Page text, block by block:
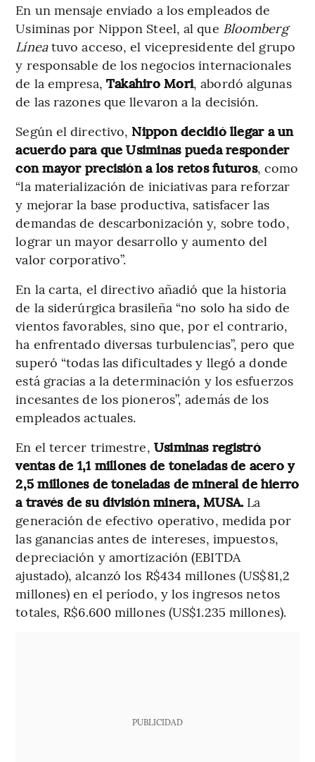
En un mensaje enviado a los empleados de
Usiminas por Nippon Steel, al que Bloomberg
Líneatuvo acceso, el vicepresidente del grupo
y responsable de los negocios internacionales
de la empresa, Takahiro Mori, abordó algunas
de las razones que llevaron a la decisión.
Según el directivo, Nippon decidió llegar a un
acuerdo para que Usiminas pueda responder
con mayor precisión a los retos futuros, como
“la materialización de iniciativas para reforzar
y mejorar la base productiva, satisfacer las
demandas de descarbonización y, sobre todo,
lograr un mayor desarrollo y aumento del
valor corporativo”.
En la carta, el directivo añadió que la historia
de la siderúrgica brasileña “no solo ha sido de
vientos favorables, sino que, por el contrario,
ha enfrentado diversas turbulencias”, pero que
superó “todas las dificultades y llegó a donde
está gracias a la determinación y los esfuerzos
incesantes de los pioneros”, además de los
empleados actuales.
En el tercer trimestre, Usiminas registró
ventas de 1,1 millones de toneladas de acero y
2,5 millones de toneladas de mineral de hierro
a través de su división minera, MUSA. La
generación de efectivo operativo, medida por
las ganancias antes de intereses, impuestos,
depreciación y amortización (EBITDA
ajustado), alcanzó los R$434 millones (US$81,2
millones) en el período, y los ingresos netos
totales, R$6.600 millones (US$1.235 millones).
PUBLICIDAD